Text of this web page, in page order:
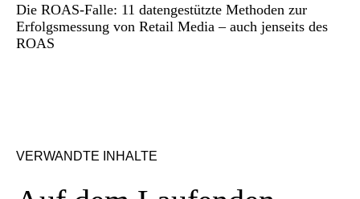
Die ROAS-Falle: 11 datengestützte Methoden zur
Erfolgsmessung von Retail Media – auch jenseits des
ROAS
VERWANDTE INHALTE